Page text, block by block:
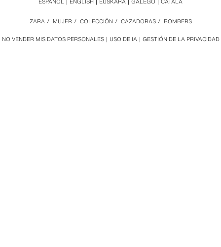
NO VENDER MIS DATOS PERSONALES USO DE IA GESTIÓN DE LA PRIVACIDAD
ZARA / MUJER / COLECCIÓN / CAZADORAS / BOMBERS